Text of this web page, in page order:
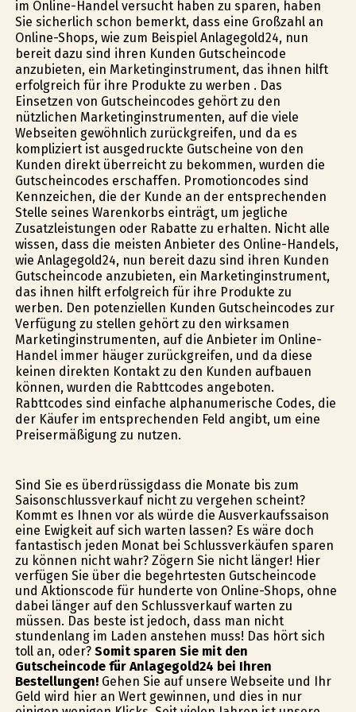
im Online-Handel versucht haben zu sparen, haben
Sie sicherlich schon bemerkt, dass eine Großzahl an
Online-Shops, wie zum Beispiel Anlagegold24, nun
bereit dazu sind ihren Kunden Gutscheincode
anzubieten, ein Marketinginstrument, das ihnen hilft
erfolgreich für ihre Produkte zu werben . Das
Einsetzen von Gutscheincodes gehört zu den
nützlichen Marketinginstrumenten, auf die viele
Webseiten gewöhnlich zurückgreifen, und da es
kompliziert ist ausgedruckte Gutscheine von den
Kunden direkt überreicht zu bekommen, wurden die
Gutscheincodes erschaffen. Promotioncodes sind
Kennzeichen, die der Kunde an der entsprechenden
Stelle seines Warenkorbs einträgt, um jegliche
Zusatzleistungen oder Rabatte zu erhalten. Nicht alle
wissen, dass die meisten Anbieter des Online-Handels,
wie Anlagegold24, nun bereit dazu sind ihren Kunden
Gutscheincode anzubieten, ein Marketinginstrument,
das ihnen hilft erfolgreich für ihre Produkte zu
werben. Den potenziellen Kunden Gutscheincodes zur
Verfügung zu stellen gehört zu den wirksamen
Marketinginstrumenten, auf die Anbieter im Online-
Handel immer häufiger zurückgreifen, und da diese
keinen direkten Kontakt zu den Kunden aufbauen
können, wurden die Rabttcodes angeboten.
Rabttcodes sind einfache alphanumerische Codes, die
der Käufer im entsprechenden Feld angibt, um eine
Preisermäßigung zu nutzen.
Sind Sie es überdrüssigdass die Monate bis zum
Saisonschlussverkauf nicht zu vergehen scheint?
Kommt es Ihnen vor als würde die Ausverkaufssaison
eine Ewigkeit auf sich warten lassen? Es wäre doch
fantastisch jeden Monat bei Schlussverkäufen sparen
zu können nicht wahr? Zögern Sie nicht länger! Hier
verfügen Sie über die begehrtesten Gutscheincode
und Aktionscode für hunderte von Online-Shops, ohne
dabei länger auf den Schlussverkauf warten zu
müssen. Das beste ist jedoch, dass man nicht
stundenlang im Laden anstehen muss! Das hört sich
toll an, oder? Somit sparen Sie mit den
Gutscheincode für Anlagegold24 bei Ihren
Bestellungen!Gehen Sie auf unsere Webseite und Ihr
Geld wird hier an Wert gewinnen, und dies in nur